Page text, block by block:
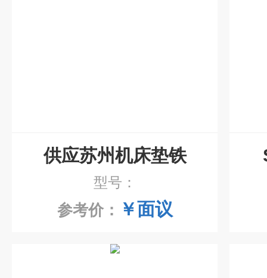
供应苏州机床垫铁
型号：
参考价： ￥面议